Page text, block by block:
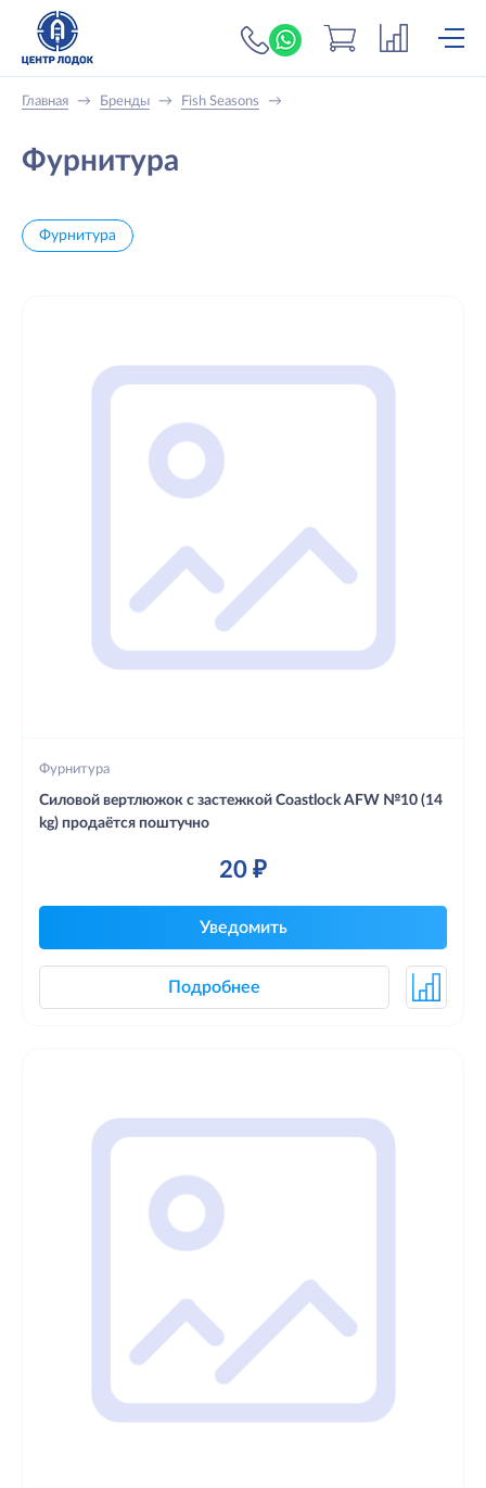
+7 (919) 698-56-
Главная → Бренды → Fish Seasons →
Фурнитура
Фурнитура
Фурнитура
Силовой вертлюжок с застежкой Coastlock AFW №10 (14
kg) продаётся поштучно
20 ₽
Уведомить
Подробнее